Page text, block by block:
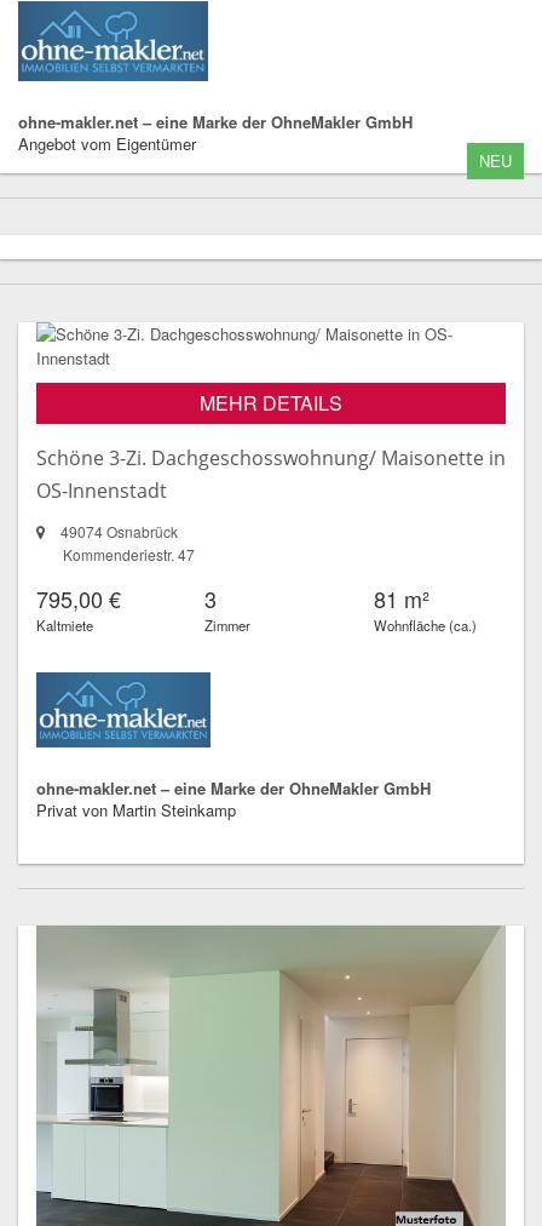
ohne-makler.net – eine Marke der OhneMakler GmbH
Angebot vom Eigentümer
NEU
MEHR DETAILS
Schöne 3-Zi. Dachgeschosswohnung/ Maisonette in
OS-Innenstadt
49074 Osnabrück
Kommenderiestr. 47
795,00 €
Kaltmiete
3
Zimmer
81 m²
Wohnfläche (ca.)
ohne-makler.net – eine Marke der OhneMakler GmbH
Privat von Martin Steinkamp